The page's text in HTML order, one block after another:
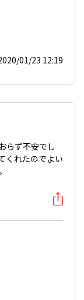
01/23 12:19
らず不安でし
くれたのでよい